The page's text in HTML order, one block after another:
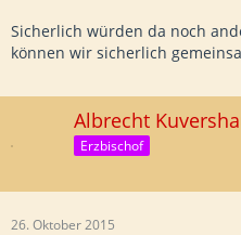
Sicherlich würden da noch
können wir sicherlich
Albrecht
Erzbischof
26. Oktober 2015